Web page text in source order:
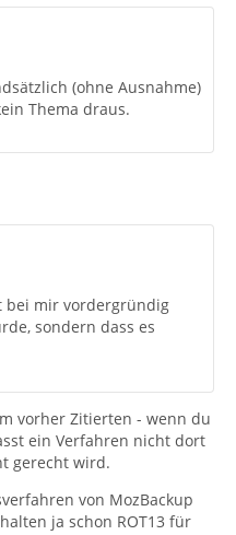
(ohne Ausnahme)
Thema draus.
bei mir vordergründig
sondern dass es
vorher Zitierten - wenn du
ein Verfahren nicht dort
gerecht wird.
von MozBackup
ja schon ROT13 für